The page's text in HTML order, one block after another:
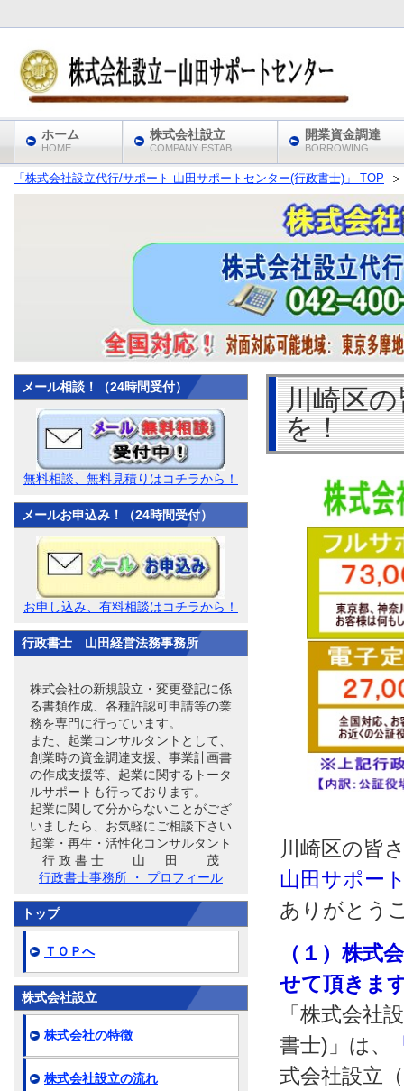
「株式会社設立代行/サポート‐山田サポートセンター(行政書士)」 TOP
川崎区
を！
川崎区の皆
山田サポー
ありがとう
（１）株式
せて頂きま
「株式会社
書士)」は、
式会社設立
メール相談！（24時間受付）
無料相談、無料見積りはコチラから！
メールお申込み！（24時間受付）
お申し込み、有料相談はコチラから！
行政書士 山田経営法務事務所
株式会社の新規設立・変更登記に係
る書類作成、各種許認可申請等の業
務を専門に行っています。
また、起業コンサルタントとして、
創業時の資金調達支援、事業計画書
の作成支援等、起業に関するトータ
ルサポートも行っております。
起業に関して分からないことがござ
いましたら、お気軽にご相談下さい
起業・再生・活性化コンサルタント
行 政 書 士 山 田 茂
行政書士事務所 ・ プロフィール
トップ
ＴＯＰへ
株式会社設立
株式会社の特徴
株式会社設立の流れ
ホーム
HOME
株式会社設立
COMPANY ESTAB.
開業資金調達
BORROWING